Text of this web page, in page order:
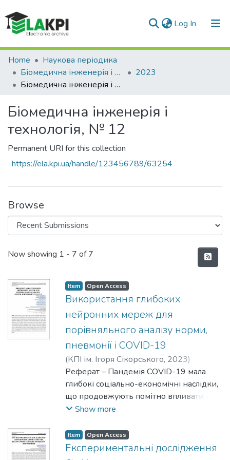
Log In (current)
Communities & Collections
All of DSpace
Home
Наукова періодика
Біомедична інженерія і технологія
2023
Біомедична інженерія і технологія, № 12
Біомедична інженерія і
технологія, № 12
Permanent URI for this collection
https://ela.kpi.ua/handle/123456789/63254
Browse
Recent Submissions
Now showing 1 - 7 of 7
Item Open Access
Використання глибоких
нейронних мереж для
порівняльного аналізу норми,
пневмонії і COVID-19
(КПІ ім. Ігоря Сікорського, 2023)
Юхимюк, Роман Юрійович;Шкепаст,
Марко Вадимович;Настенко, Євген
Арнольдович;Лінник, Микола Іванович
Давидович, Ілля Вікторович
Реферат – Пандемія COVID-19 мала
глибокі соціально-економічні наслідки,
що продовжують помітно впливати на
сучасне суспільство. Вірусу властиві
і трансмісія, та, переважно, враження
легеневої тканини. Клінічний перебіг
Show more
Item Open Access
Експериментальні дослідження